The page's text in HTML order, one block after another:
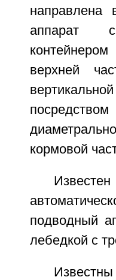
направлена
аппарат
верхней
кормовой
подводный
лебедкой с